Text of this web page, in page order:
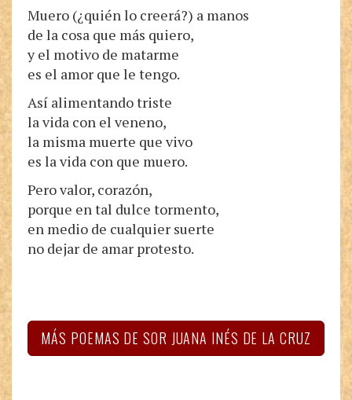
Muero (¿quién lo creerá?) a manos
de la cosa que más quiero,
y el motivo de matarme
es el amor que le tengo.
Así alimentando triste
la vida con el veneno,
la misma muerte que vivo
es la vida con que muero.
Pero valor, corazón,
porque en tal dulce tormento,
en medio de cualquier suerte
no dejar de amar protesto.
MÁS POEMAS DE SOR JUANA INÉS DE LA CRUZ